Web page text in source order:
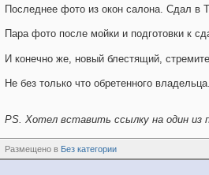
Последнее фото из окон салона. Сдал в
Пара фото после мойки и подготовки к
И конечно же, новый блестящий,
Не без только что обретенного владельца.
PS. Хотел вставить ссылку на один из
Размещено в Без категории